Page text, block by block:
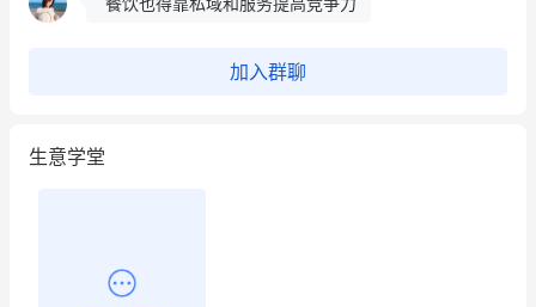
加入群聊
生意学堂